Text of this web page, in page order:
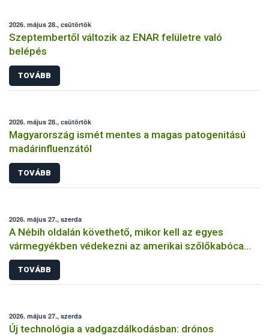
2026. május 28., csütörtök
Szeptembertől változik az ENAR felületre való
belépés
TOVÁBB
2026. május 28., csütörtök
Magyarország ismét mentes a magas patogenitású
madárinfluenzától
TOVÁBB
2026. május 27., szerda
A Nébih oldalán követhető, mikor kell az egyes
vármegyékben védekezni az amerikai szőlőkabóca
ellen
TOVÁBB
2026. május 27., szerda
Új technológia a vadgazdálkodásban: drónos